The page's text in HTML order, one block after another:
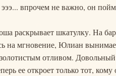
впрочем не важно, он
раскрывает шкатулку. На
на мгновение, Юлиан
отливом.
ее откроет только тот,